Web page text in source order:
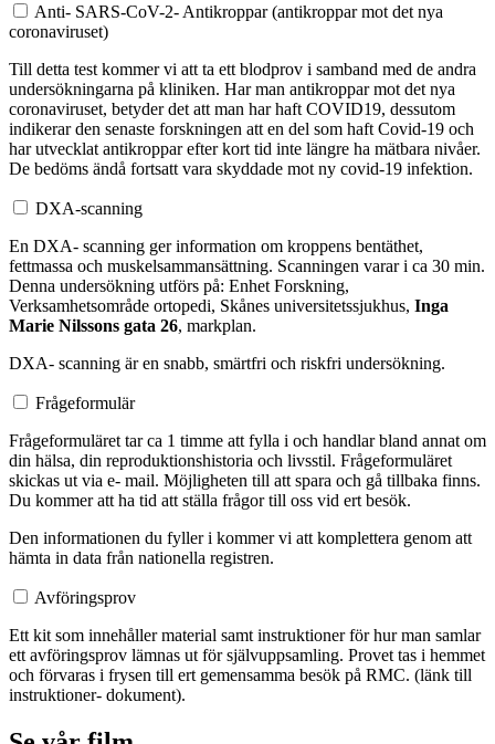
Anti- SARS-CoV-2- Antikroppar (antikroppar mot det nya
coronaviruset)
Till detta test kommer vi att ta ett blodprov i samband med de andra
undersökningarna på kliniken. Har man antikroppar mot det nya
coronaviruset, betyder det att man har haft COVID19, dessutom
indikerar den senaste forskningen att en del som haft Covid-19 och
har utvecklat antikroppar efter kort tid inte längre ha mätbara nivåer.
De bedöms ändå fortsatt vara skyddade mot ny covid-19 infektion.
DXA-scanning
En DXA- scanning ger information om kroppens bentäthet,
fettmassa och muskelsammansättning. Scanningen varar i ca 30 min.
Denna undersökning utförs på: Enhet Forskning,
Verksamhetsområde ortopedi, Skånes universitetssjukhus, Inga
Marie Nilssons gata 26, markplan.
DXA- scanning är en snabb, smärtfri och riskfri undersökning.
Frågeformulär
Frågeformuläret tar ca 1 timme att fylla i och handlar bland annat om
din hälsa, din reproduktionshistoria och livsstil. Frågeformuläret
skickas ut via e- mail. Möjligheten till att spara och gå tillbaka finns.
Du kommer att ha tid att ställa frågor till oss vid ert besök.
Den informationen du fyller i kommer vi att komplettera genom att
hämta in data från nationella registren.
Avföringsprov
Ett kit som innehåller material samt instruktioner för hur man samlar
ett avföringsprov lämnas ut för självuppsamling. Provet tas i hemmet
och förvaras i frysen till ert gemensamma besök på RMC. (länk till
instruktioner- dokument).